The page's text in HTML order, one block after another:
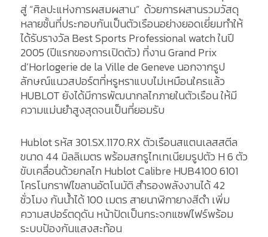
สู่ “ศิลปะแห่งการผสมผสาน” ด้วยการผสานรวมวัสดุ
หลายชั้นที่ประกอบกันเป็นตัวเรือนอย่างยอดเยี่ยมทำให้
ได้รับรางวัล Best Sports Professional watch ในปี
2005 (ปีแรกของการเปิดตัว) ที่งาน Grand Prix
d’Horlogerie de la Ville de Geneve นอกจากรูป
ลักษณ์แนวสปอร์ตที่หรูหราแบบไม่เหมือนใครแล้ว
HUBLOT ยังได้มีการพัฒนากลไกภายในตัวเรือน ให้มี
ความแม่นยำสูงสุดจนเป็นที่ยอมรับ
Hublot รหัส 301.SX.1170.RX ตัวเรือนสแตนเลสสตีล
ขนาด 44 มิลลิเมตร พร้อมสกรูไทเทเนียมรูปตัว H 6 ตัว
ขับเคลื่อนด้วยกลไก Hublot Calibre HUB4100 6101
โครโนกราฟไขลานอัตโนมัติ สำรองพลังงานได้ 42
ชั่วโมง กันน้ำได้ 100 เมตร สายนาฬิกายางสีดำ เพิ่ม
ความสปอร์ตดุดัน หน้าปัดเป็นกระจกแซฟไฟร์พร้อม
ระบบป้องกันแสงสะท้อน